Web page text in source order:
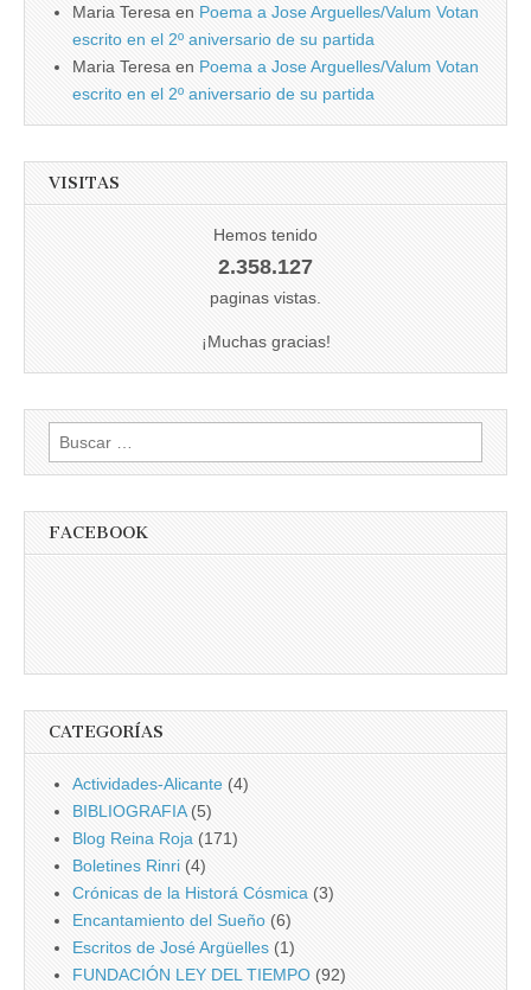
Maria Teresa en Poema a Jose Arguelles/Valum Votan
escrito en el 2º aniversario de su partida
Maria Teresa en Poema a Jose Arguelles/Valum Votan
escrito en el 2º aniversario de su partida
VISITAS
Hemos tenido
2.358.127
paginas vistas.
¡Muchas gracias!
Buscar:
FACEBOOK
CATEGORÍAS
Actividades-Alicante (4)
BIBLIOGRAFIA(5)
Blog Reina Roja (171)
Boletines Rinri (4)
Crónicas de la Historá Cósmica (3)
Encantamiento del Sueño (6)
Escritos de José Argüelles (1)
FUNDACIÓN LEY DEL TIEMPO (92)